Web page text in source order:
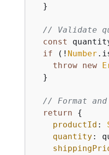
  }
// Validate
const
if (! Number
throw new
  }
// Format
return
{
productId :
quantity :